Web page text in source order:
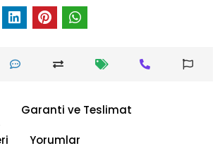
Garanti ve Teslimat
Yorumlar